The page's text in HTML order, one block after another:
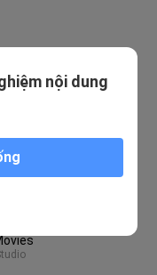
Becomes the Most
nội dung